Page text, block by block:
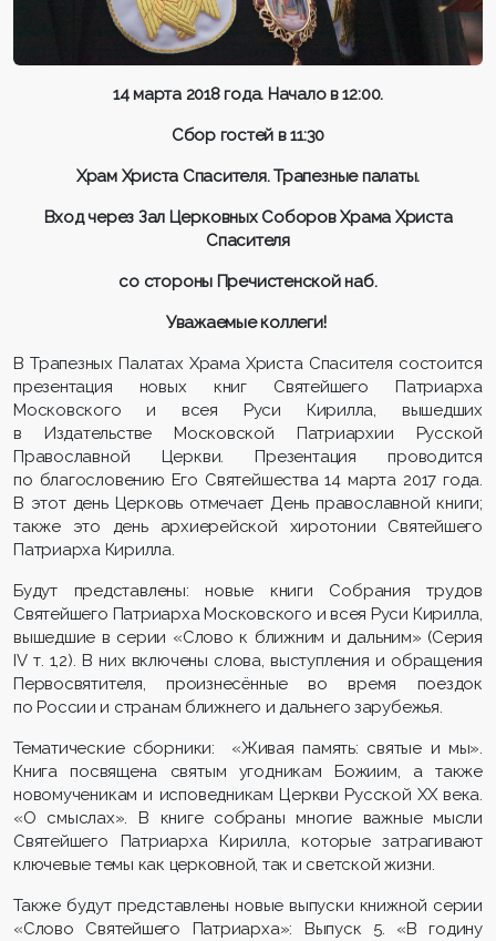
14 марта 2018 года. Начало в 12:00.
Сбор гостей в 11:30
Храм Христа Спасителя. Трапезные палаты.
Вход через Зал Церковных Соборов Храма Христа
Спасителя
со стороны Пречистенской наб.
Уважаемые коллеги!
В Трапезных Палатах Храма Христа Спасителя состоится
презентация новых книг Святейшего Патриарха
Московского и всея Руси Кирилла, вышедших
в Издательстве Московской Патриархии Русской
Православной Церкви. Презентация проводится
по благословению Его Святейшества 14 марта 2017 года.
В этот день Церковь отмечает День православной книги;
также это день архиерейской хиротонии Святейшего
Патриарха Кирилла.
Будут представлены: новые книги Собрания трудов
Святейшего Патриарха Московского и всея Руси Кирилла,
вышедшие в серии «Слово к ближним и дальним» (Серия
IV т. 1,2). В них включены слова, выступления и обращения
Первосвятителя, произнесённые во время поездок
по России и странам ближнего и дальнего зарубежья.
Тематические сборники:
«Живая память: святые и мы».
Книга посвящена святым угодникам Божиим, а также
новомученикам и исповедникам Церкви Русской XX века.
«О смыслах». В книге собраны многие важные мысли
Святейшего Патриарха Кирилла, которые затрагивают
ключевые темы как церковной, так и светской жизни.
Также будут представлены новые выпуски книжной серии
«Слово Святейшего Патриарха»: Выпуск 5. «В годину